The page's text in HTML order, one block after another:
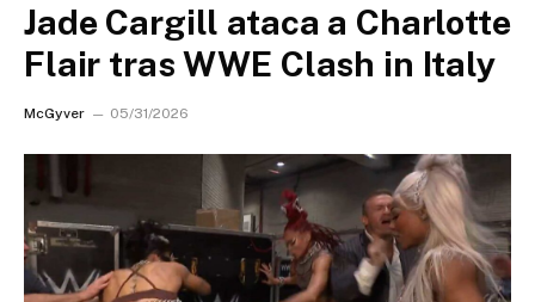
Jade Cargill ataca a Charlotte
Flair tras WWE Clash in Italy
McGyver 05/31/2026